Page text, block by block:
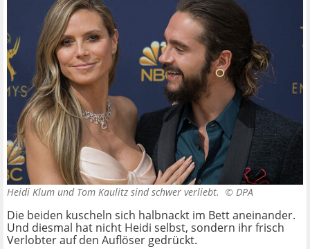
Heidi Klum und Tom Kaulitz sind schwer verliebt. © DPA
Die beiden kuscheln sich halbnackt im Bett aneinander.
Und diesmal hat nicht Heidi selbst, sondern ihr frisch
Verlobter auf den Auflöser gedrückt.